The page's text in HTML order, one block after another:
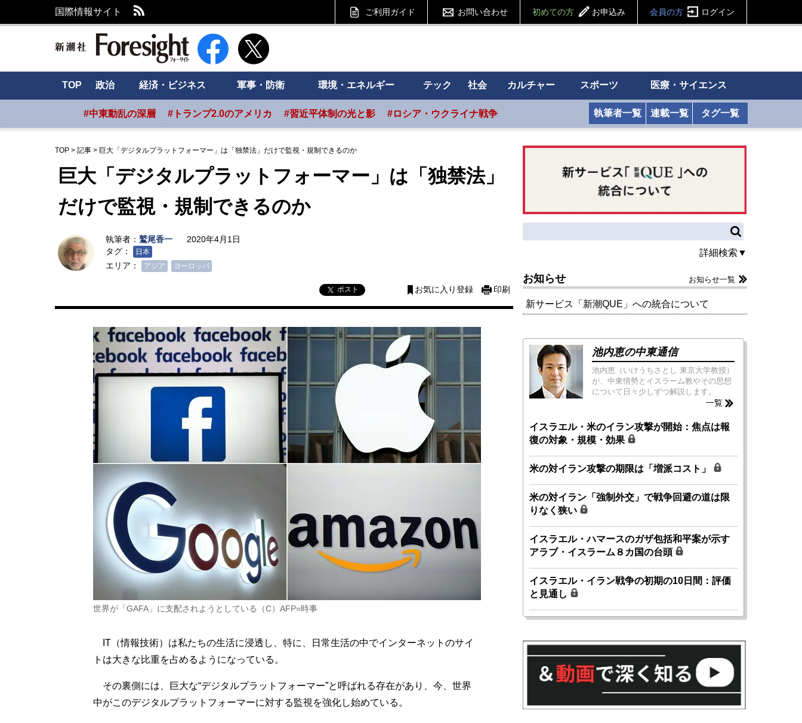
国際情報サイト ご利用ガイド お問い合わせ 初めての方 お申込み 会員の方 ログイン
新潮社 Foresight フォーサイト
TOP 政治 経済・ビジネス 軍事・防衛 環境・エネルギー テック 社会 カルチャー スポーツ 医療・サイエンス
#中東動乱の深層 #トランプ2.0のアメリカ #習近平体制の光と影 #ロシア・ウクライナ戦争 執筆者一覧 連載一覧 タグ一覧
TOP > 記事 > 巨大「デジタルプラットフォーマー」は「独禁法」だけで監視・規制できるのか
巨大「デジタルプラットフォーマー」は「独禁法」
だけで監視・規制できるのか
執筆者： 鷲尾香一
2020年4月1日
タグ：
日本
エリア： アジア ヨーロッパ
ポスト お気に入り登録 印刷
世界が「GAFA」に支配されようとしている（C）AFP=時事
IT（情報技術）は私たちの生活に浸透し、特に、日常生活の中でインターネットのサイ
トは大きな比重を占めるようになっている。
その裏側には、巨大な“デジタルプラットフォーマー”と呼ばれる存在があり、今、世界
中がこのデジタルプラットフォーマーに対する監視を強化し始めている。
詳細検索▼
お知らせ お知らせ一覧
新サービス「新潮QUE」への統合について
池内恵の中東通信
池内恵（いけうちさとし 東京大学教授）
が、中東情勢とイスラーム教やその思想
について日々少しずつ解説します。
一覧
イスラエル・米のイラン攻撃が開始：焦点は報
復の対象・規模・効果
米の対イラン攻撃の期限は「増派コスト」
米の対イラン「強制外交」で戦争回避の道は限
りなく狭い
イスラエル・ハマースのガザ包括和平案が示す
アラブ・イスラーム８カ国の台頭
イスラエル・イラン戦争の初期の10日間：評価
と見通し